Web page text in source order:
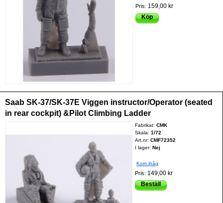
Pris: 159,00 kr
Köp
Saab SK-37/SK-37E Viggen instructor/Operator (seated
in rear cockpit) &Pilot Climbing Ladder
Fabrikat:CMK
Skala:1/72
Art.nr:CMF72352
I lager: Nej
Kom ihåg
Pris: 149,00 kr
Beställ